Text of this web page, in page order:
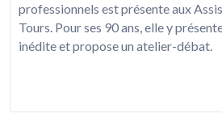
professionnels est présente aux
Tours. Pour ses 90 ans, elle y
inédite et propose un atelier-débat.